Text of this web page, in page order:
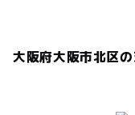
大阪府大阪市北区